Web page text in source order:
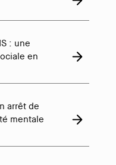
: une
en
arrêt de
mentale